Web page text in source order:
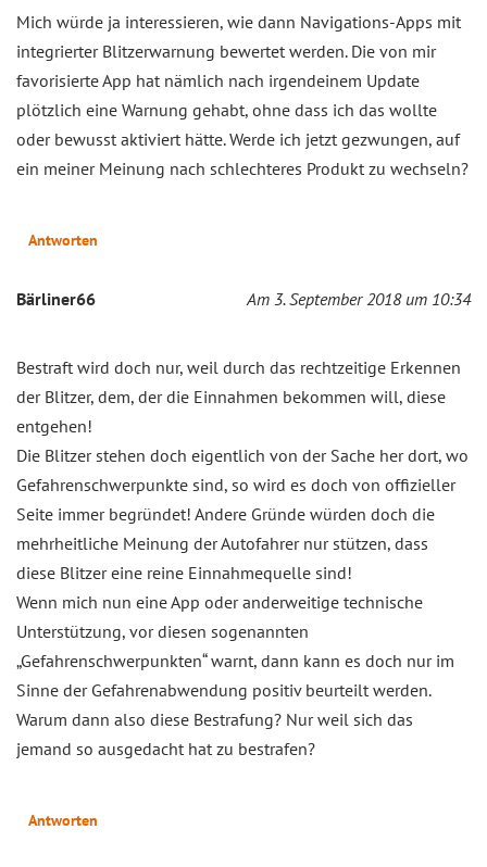
Mich würde ja interessieren, wie dann Navigations-Apps mit
integrierter Blitzerwarnung bewertet werden. Die von mir
favorisierte App hat nämlich nach irgendeinem Update
plötzlich eine Warnung gehabt, ohne dass ich das wollte
oder bewusst aktiviert hätte. Werde ich jetzt gezwungen, auf
ein meiner Meinung nach schlechteres Produkt zu wechseln?
Antworten
Bärliner66 Am 3. September 2018 um 10:34
Bestraft wird doch nur, weil durch das rechtzeitige Erkennen
der Blitzer, dem, der die Einnahmen bekommen will, diese
entgehen!
Die Blitzer stehen doch eigentlich von der Sache her dort, wo
Gefahrenschwerpunkte sind, so wird es doch von offizieller
Seite immer begründet! Andere Gründe würden doch die
mehrheitliche Meinung der Autofahrer nur stützen, dass
diese Blitzer eine reine Einnahmequelle sind!
Wenn mich nun eine App oder anderweitige technische
Unterstützung, vor diesen sogenannten
„Gefahrenschwerpunkten“ warnt, dann kann es doch nur im
Sinne der Gefahrenabwendung positiv beurteilt werden.
Warum dann also diese Bestrafung? Nur weil sich das
jemand so ausgedacht hat zu bestrafen?
Antworten